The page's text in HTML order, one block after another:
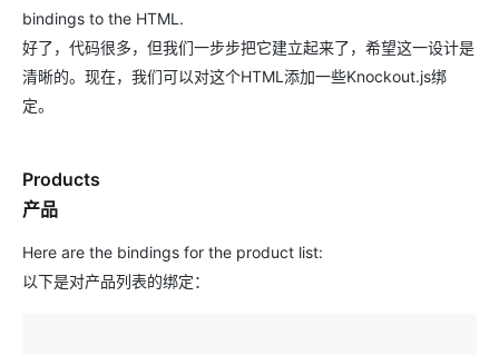
bindings to the HTML.
好了，代码很多，但我们一步步把它建立起来了，希望这一设计是
清晰的。现在，我们可以对这个HTML添加一些Knockout.js绑
定。
Products
产品
Here are the bindings for the product list:
以下是对产品列表的绑定：